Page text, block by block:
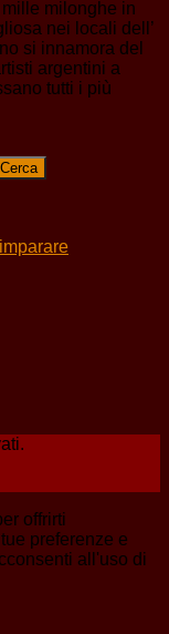
mille milonghe in
nei locali dell’
si innamora del
argentini a
tutti i più
offrirti
preferenze e
all'uso di